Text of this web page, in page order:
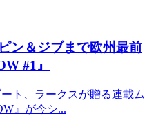
ン＆ジブまで欧州最前
#1』
ト、ラークスが贈る連載ム
』が今シ...